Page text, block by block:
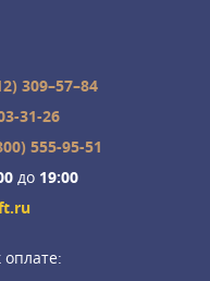
309–57–84
31-26
555-95-51
до 19:00